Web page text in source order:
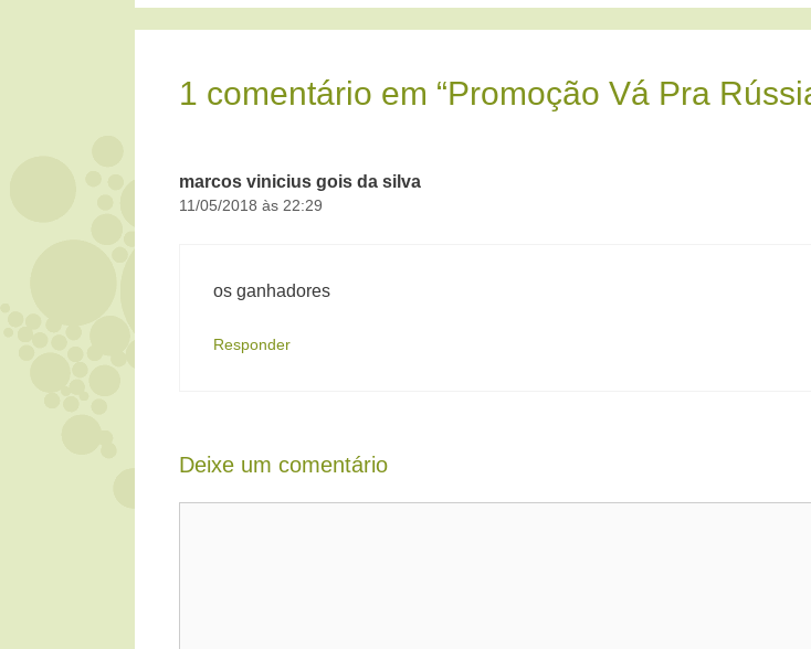
1 comentário em “Promoção Vá Pra
marcos vinicius gois da silva
11/05/2018 às 22:29
os ganhadores
Responder
Deixe um comentário